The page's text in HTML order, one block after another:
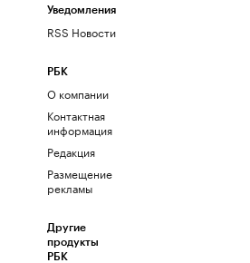
Уведомления
RSS Новости
РБК
О компании
Контактная
информация
Редакция
Размещение
рекламы
Другие
продукты
РБК